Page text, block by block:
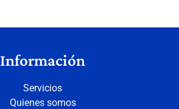
Información
Servicios
Quienes somos